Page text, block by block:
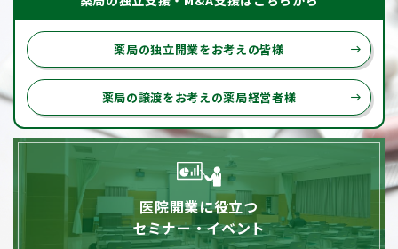
薬局の独立開業をお考えの皆様 east
薬局の譲渡をお考えの薬局経営者様 east
医院開業に役立つ
セミナー・イベント